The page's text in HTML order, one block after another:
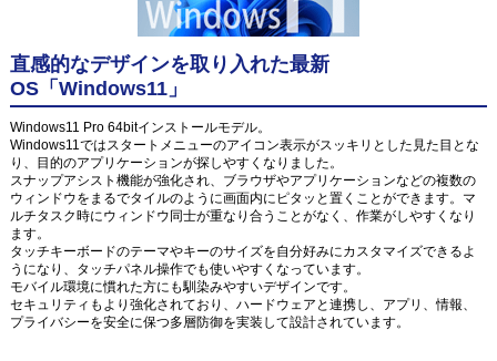
直感的なデザインを取り入れた最新
OS「Windows11」
Windows11 Pro 64bitインストールモデル。
Windows11ではスタートメニューのアイコン表示がスッキリとした見た目とな
り、目的のアプリケーションが探しやすくなりました。
スナップアシスト機能が強化され、ブラウザやアプリケーションなどの複数の
ウィンドウをまるでタイルのように画面内にピタッと置くことができます。マ
ルチタスク時にウィンドウ同士が重なり合うことがなく、作業がしやすくなり
ます。
タッチキーボードのテーマやキーのサイズを自分好みにカスタマイズできるよ
うになり、タッチパネル操作でも使いやすくなっています。
モバイル環境に慣れた方にも馴染みやすいデザインです。
セキュリティもより強化されており、ハードウェアと連携し、アプリ、情報、
プライバシーを安全に保つ多層防御を実装して設計されています。